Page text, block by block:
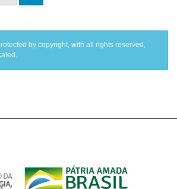
by copyright, with all rights reserved,